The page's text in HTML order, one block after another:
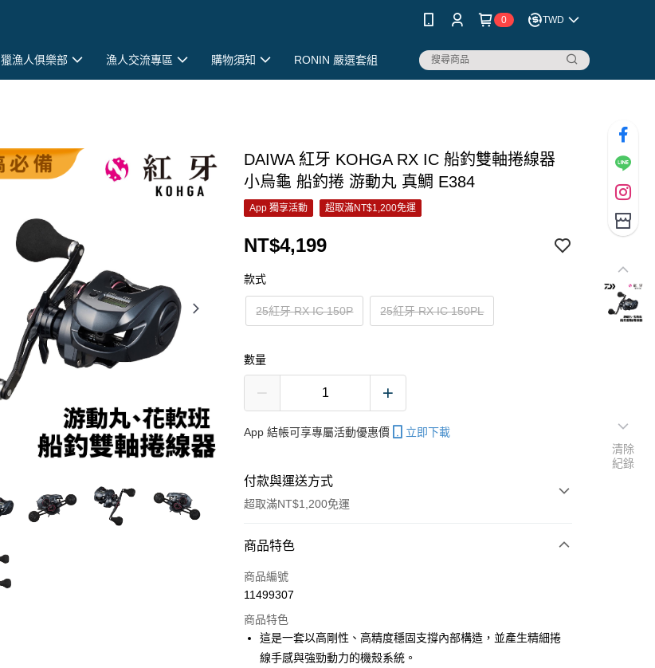
0 TWD
獵漁人俱樂部 漁人交流專區 購物須知 RONIN 嚴選套組
DAIWA 紅牙 KOHGA RX IC 船釣雙軸捲線器
小烏龜 船釣捲 游動丸 真鯛 E384
App 獨享活動 超取滿NT$1,200免運
NT$4,199
款式
25紅牙 RX IC 150P 25紅牙 RX IC 150PL
數量
App 結帳可享專屬活動優惠價 立即下載
付款與運送方式
超取滿NT$1,200免運
付款方式
信用卡一次付款
3 期 0 利率 每期 NT$1,399 21家銀行
合作金庫商業銀行
超商取貨付款
商品特色
商品編號
11499307
商品特色
這是一套以高剛性、高精度穩固支撐內部構造，並產生精細捲
線手感與強勁動力的機殼系統。
清除
紀錄